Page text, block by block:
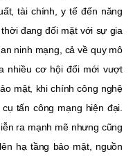
tài chính, y tế đến năng
đang đối mặt với sự gia
ninh mạng, cả về quy mô
nhiều cơ hội đổi mới vượt
mật, khi chính công nghệ
tấn công mạng hiện đại.
ra mạnh mẽ nhưng cũng
hạ tầng bảo mật, nguồn